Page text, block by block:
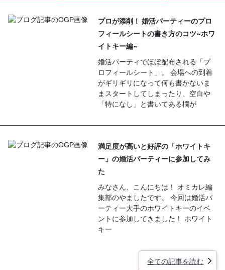
プロが添削！ 婚活パーティーのプロ
フィールシートの書き方のコツ~ホワ
イトキー編~
婚活パーティでほぼ配布される「プ
ロフィールシート」。 会場への到着
がギリギリになって何も書かないま
まスタートしてしまったり、空白や
「特になし」と書いてある欄が
満足度が高いと好評の「ホワイトキ
ー」の婚活パーティーに参加してみ
た
みなさん、こんにちは！ オミカレ編
集部のやましたです。 今回は婚活パ
ーティー大手のホワイトキーのイベ
ントに参加してきました！ ホワイト
キー
全ての記事を読む